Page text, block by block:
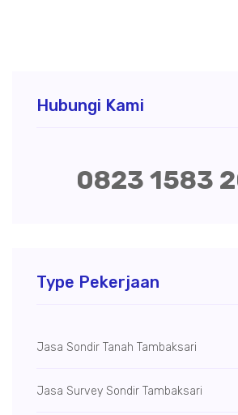
Hubungi Kami
0823 1583
Type Pekerjaan
Jasa Sondir Tanah Tambaksari
Jasa Survey Sondir Tambaksari